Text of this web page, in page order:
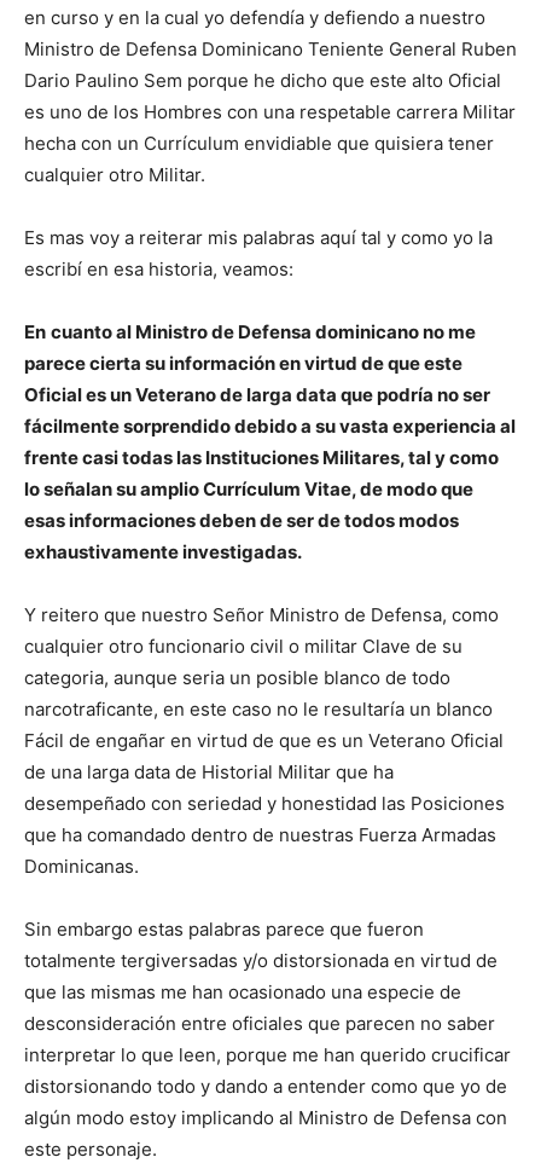
en curso y en la cual yo defendía y defiendo a nuestro
Ministro de Defensa Dominicano Teniente General Ruben
Dario Paulino Sem porque he dicho que este alto Oficial
es uno de los Hombres con una respetable carrera Militar
hecha con un Currículum envidiable que quisiera tener
cualquier otro Militar.
Es mas voy a reiterar mis palabras aquí tal y como yo la
escribí en esa historia, veamos:
En cuanto al Ministro de Defensa dominicano no me
parece cierta su información en virtud de que este
Oficial es un Veterano de larga data que podría no ser
fácilmente sorprendido debido a su vasta experiencia al
frente casi todas las Instituciones Militares, tal y como
lo señalan su amplio Currículum Vitae, de modo que
esas informaciones deben de ser de todos modos
exhaustivamente investigadas.
Y reitero que nuestro Señor Ministro de Defensa, como
cualquier otro funcionario civil o militar Clave de su
categoria, aunque seria un posible blanco de todo
narcotraficante, en este caso no le resultaría un blanco
Fácil de engañar en virtud de que es un Veterano Oficial
de una larga data de Historial Militar que ha
desempeñado con seriedad y honestidad las Posiciones
que ha comandado dentro de nuestras Fuerza Armadas
Dominicanas.
Sin embargo estas palabras parece que fueron
totalmente tergiversadas y/o distorsionada en virtud de
que las mismas me han ocasionado una especie de
desconsideración entre oficiales que parecen no saber
interpretar lo que leen, porque me han querido crucificar
distorsionando todo y dando a entender como que yo de
algún modo estoy implicando al Ministro de Defensa con
este personaje.